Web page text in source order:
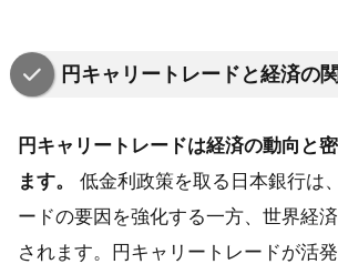
円キャリートレードと経済の
円キャリートレードは経済の動向と
ます。
低金利政策を取る日本銀行は
ードの要因を強化する一方、世界経
されます。円キャリートレードが活